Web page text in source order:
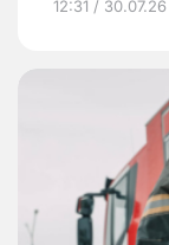
12:31 / 30.07.26